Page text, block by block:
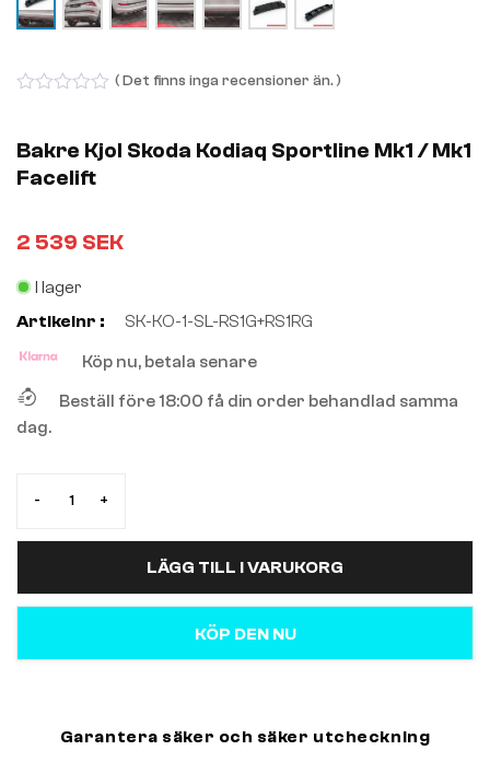
of
5
( Det finns inga recensioner än. )
Bakre Kjol Skoda Kodiaq Sportline Mk1 / Mk1
Facelift
2 539 SEK
I lager
Artikelnr :
SK-KO-1-SL-RS1G+RS1RG
Köp nu, betala senare
Beställ före 18:00 få din order behandlad samma
dag.
- +
LÄGG TILL I VARUKORG
KÖP DEN NU
Garantera säker och säker utcheckning